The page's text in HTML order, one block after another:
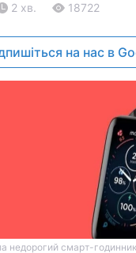
2 хв. 18722
на нас в
недорогий смарт-